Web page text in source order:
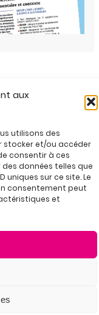
aux
utilisons des
stocker et/ou accéder
consentir à ces
données telles que
sur ce site. Le
consentement peut
et